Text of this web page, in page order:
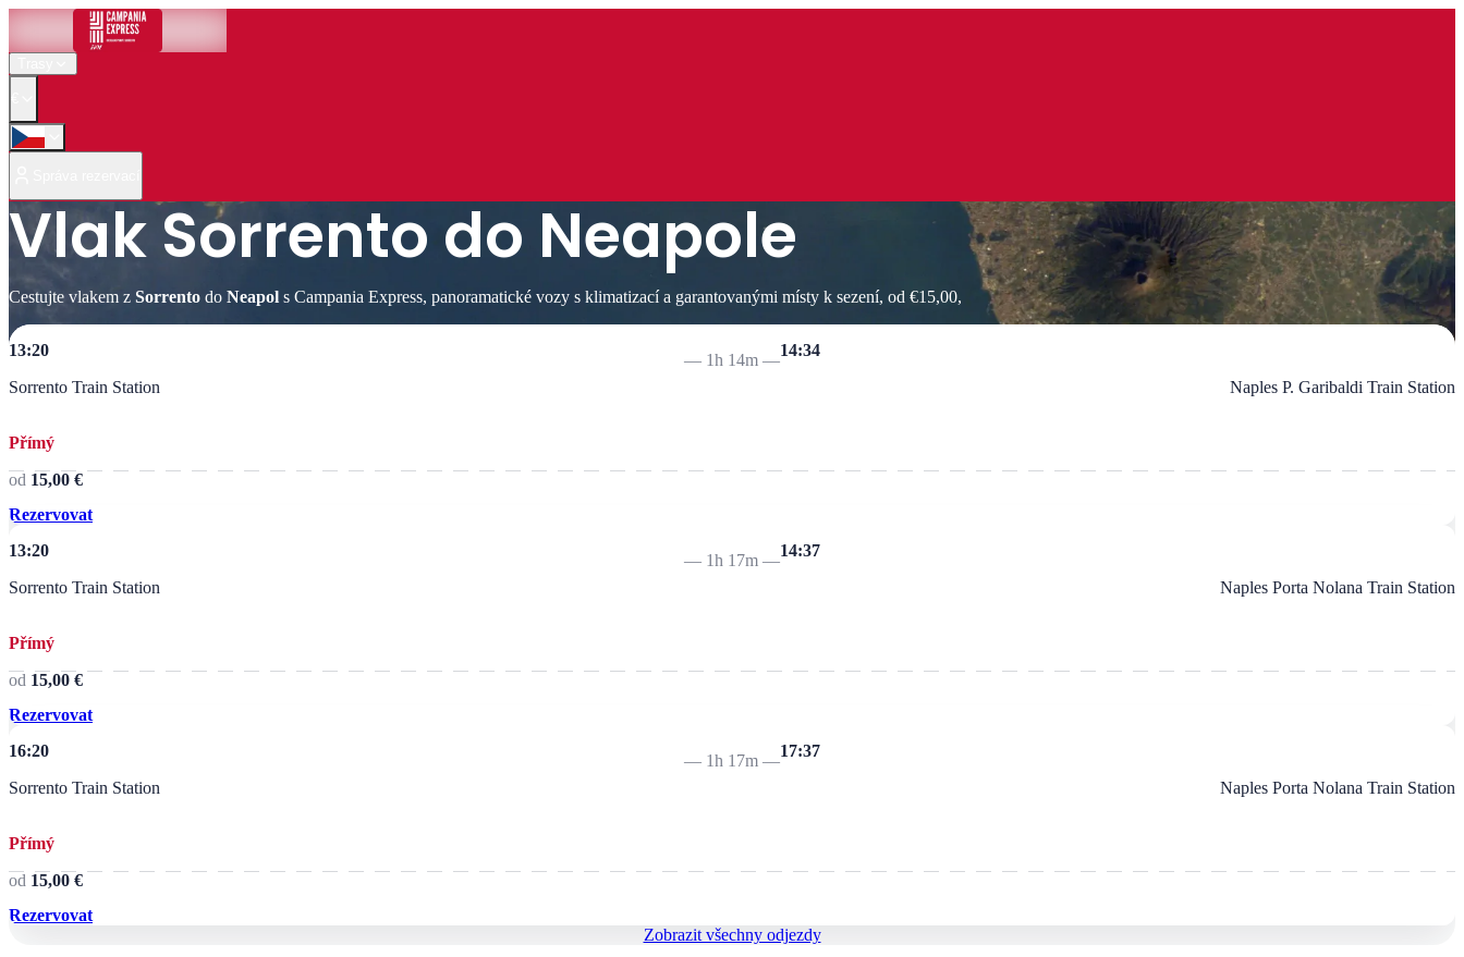
Vlak Sorrento do Neapole
Cestujte vlakem z Sorrento do Neapol s Campania Express, panoramatické vozy s klimatizací a garantovanými místy k sezení, od €15,00,
13:20
Sorrento Train Station
— 1h 14m —
14:34
Naples P. Garibaldi Train Station
Přímý
od 15,00 €
Rezervovat
13:20
Sorrento Train Station
— 1h 17m —
14:37
Naples Porta Nolana Train Station
Přímý
od 15,00 €
Rezervovat
16:20
Sorrento Train Station
— 1h 17m —
17:37
Naples Porta Nolana Train Station
Přímý
od 15,00 €
Rezervovat
Zobrazit všechny odjezdy